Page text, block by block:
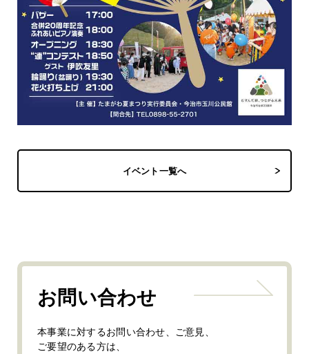
イベント一覧へ
お問い合わせ
本事業に対するお問い合わせ、ご意見、
ご要望のある方は、